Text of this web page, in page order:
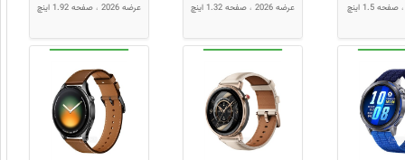
صفحه 1.5 اینچ عرضه 2026 صفحه 1.32 اینچ عرضه 2026 صفحه 1.92 اینچ